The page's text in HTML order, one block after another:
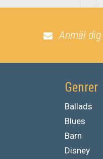
Anmäl
Genrer
Ballads
Blues
Barn
Disney